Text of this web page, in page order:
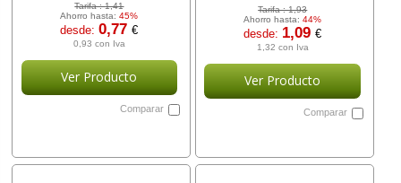
Tarifa :1,41
Ahorro hasta:45%
desde:0,77€
0,93 con Iva
Ver Producto
Comparar
Tarifa :1,93
Ahorro hasta:44%
desde: 1,09€
1,32 con Iva
Ver Producto
Comparar